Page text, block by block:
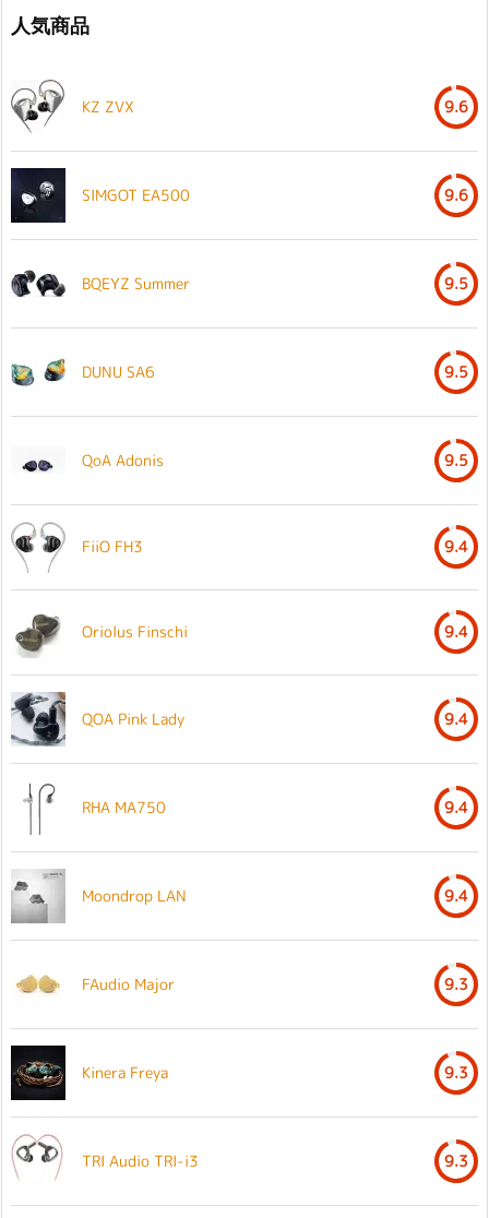
人気商品
KZ ZVX 9.6
SIMGOT EA500 9.6
BQEYZ Summer 9.5
DUNU SA6 9.5
QoA Adonis 9.5
FiiO FH3 9.4
Oriolus Finschi 9.4
QOA Pink Lady 9.4
RHA MA750 9.4
Moondrop LAN 9.4
FAudio Major 9.3
Kinera Freya 9.3
TRI Audio TRI-i3 9.3